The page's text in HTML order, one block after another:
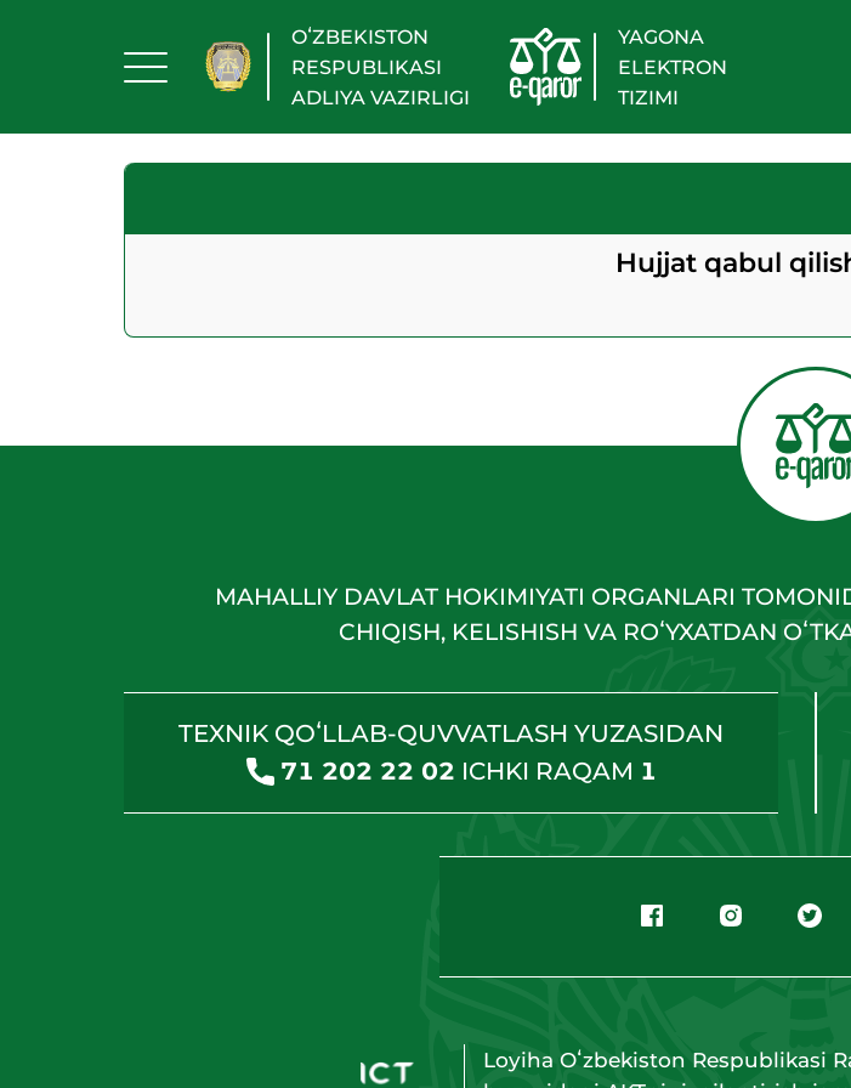
OʻZBEKISTON
RESPUBLIKASI
ADLIYA VAZIRLIGI
YAGONA
ELEKTRON
TIZIMI
Hujjat qabul
MAHALLIY DAVLAT HOKIMIYATI ORGANLARI
CHIQISH, KELISHISH VA ROʻYXATDAN
TEXNIK QOʻLLAB-QUVVATLASH YUZASIDAN
71 202 22 02 ICHKI RAQAM 1
Loyiha Oʻzbekiston Respublikasi